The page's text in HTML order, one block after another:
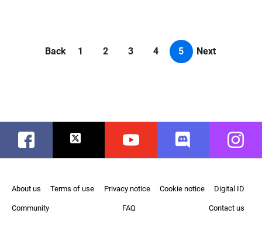
Back 1 2 3 4 5 Next
Facebook Twitter Youtube Discord
About us Terms of use Privacy notice Cookie notice Digital ID
Community FAQ Contact us